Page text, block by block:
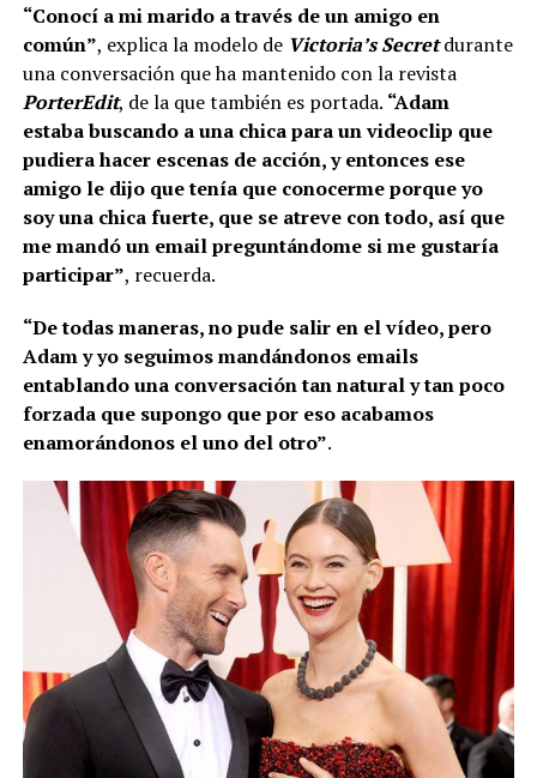
“Conocí a mi marido a través de un amigo en
común”, explica la modelo de Victoria’s Secretdurante
una conversación que ha mantenido con la revista
PorterEdit, de la que también es portada. “Adam
estaba buscando a una chica para un videoclip que
pudiera hacer escenas de acción, y entonces ese
amigo le dijo que tenía que conocerme porque yo
soy una chica fuerte, que se atreve con todo, así que
me mandó un email preguntándome si me gustaría
participar”, recuerda.
“De todas maneras, no pude salir en el vídeo, pero
Adam y yo seguimos mandándonos emails
entablando una conversación tan natural y tan poco
forzada que supongo que por eso acabamos
enamorándonos el uno del otro”.